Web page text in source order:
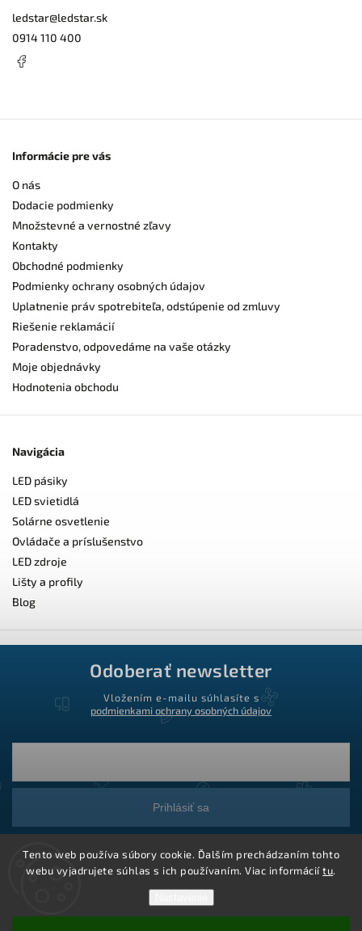
Tento web používa súbory cookie. Ďalším prechádzaním tohto
webu vyjadrujete súhlas s ich používaním. Viac informáciítu.
ledstar@ledstar.sk
0914 110 400
Informácie pre vás
O nás
Dodacie podmienky
Množstevné a vernostné zľavy
Kontakty
Obchodné podmienky
Podmienky ochrany osobných údajov
Uplatnenie práv spotrebiteľa, odstúpenie od zmluvy
Riešenie reklamácií
Poradenstvo, odpovedáme na vaše otázky
Moje objednávky
Hodnotenia obchodu
Navigácia
LED pásiky
LED svietidlá
Solárne osvetlenie
Ovládače a príslušenstvo
LED zdroje
Lišty a profily
Blog
Odoberať newsletter
Vložením e-mailu súhlasíte s
podmienkami ochrany osobných údajov
Prihlásiť sa